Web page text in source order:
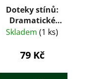
Doteky stínů:
Dramatické
kriminální příběhy
událostí – Roman
Skladem (1 ks)
79 Kč